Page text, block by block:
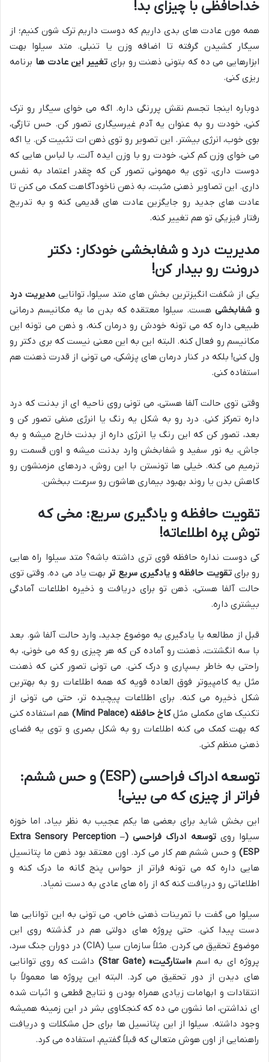
خداحافظی با چیزای بد!
همه مون عادت های بدی داریم که دوست داریم ترک شون کنیم؛ از
سیگار کشیدن گرفته تا اضافه وزن یا تنبلی. متد سیلوا بهت
ابزارهایی می ده که بتونی ذهنت رو برای تغییر این عادت ها برنامه
ریزی کنی.
دوباره اینجا تجسم نقش پررنگی داره. اگه می خوای سیگار رو ترک
کنی، خودت رو به عنوان یه آدم غیرسیگاری تصور کن. حس تازگی،
بوی خوب، انرژی بیشتر. این تصویر رو توی ذهن ات تثبیت کن. یا اگه
می خوای وزن کم کنی، خودت رو با وزن ایده آلت، با لباس هایی که
دوست داری، توی یه مهمونی تصور کن که چقدر اعتماد به نفس
داری. این تصاویر ذهنی مثبت، به ذهن ناخودآگاهت کمک می کنن تا
عادت های جدید رو جایگزین عادت های قدیمی کنه و به تدریج
رفتار فیزیکی تو هم تغییر کنه.
مدیریت درد و شفابخشی خودکار: دکتر
درونت رو بیدار کن!
یکی از شگفت انگیزترین بخش های متد سیلوا، تواناییمدیریت درد
و شفابخشی هست. سیلوا معتقده که بدن ما یه مکانیسم درمانی
طبیعی داره که می تونه خودش رو درمان کنه، و ذهن می تونه این
مکانیسم رو فعال کنه. البته این به این معنی نیست که بری دکتر رو
ول کنی! بلکه در کنار درمان های پزشکی، می تونی از قدرت ذهنت هم
استفاده کنی.
وقتی توی حالت آلفا هستی، می تونی روی ناحیه ای از بدنت که درد
داره تمرکز کنی. درد رو به شکل یه رنگ یا انرژی منفی تصور کن و
بعد، تصور کن که این رنگ یا انرژی داره از بدنت خارج میشه و به
جاش، یه نور سفید و شفابخش وارد بدنت میشه و اون قسمت رو
ترمیم می کنه. خیلی ها تونستن با این روش، دردهای مزمنشون رو
کاهش بدن یا روند بهبود بیماری هاشون رو سرعت ببخشن.
تقویت حافظه و یادگیری سریع: مخی که
توش پره اطلاعاته!
کی دوست نداره حافظه قوی تری داشته باشه؟ متد سیلوا راه هایی
رو برایتقویت حافظه و یادگیری سریع تر بهت یاد می ده. وقتی توی
حالت آلفا هستی، ذهن تو برای دریافت و ذخیره اطلاعات آمادگی
بیشتری داره.
قبل از مطالعه یا یادگیری یه موضوع جدید، وارد حالت آلفا شو. بعد
با سه انگشتت، ذهنت رو آماده کن که هر چیزی رو که می خونی، به
راحتی به خاطر بسپاری و درک کنی. می تونی تصور کنی که ذهنت
مثل یه کامپیوتر فوق العاده قویه که همه اطلاعات رو به بهترین
شکل ذخیره می کنه. برای اطلاعات پیچیده تر، حتی می تونی از
تکنیک های مکملی مثلکاخ حافظه (Mind Palace)
هم استفاده کنی
که بهت کمک می کنه اطلاعات رو به شکل بصری و توی یه فضای
ذهنی منظم کنی.
توسعه ادراک فراحسی (ESP) و حس ششم:
فراتر از چیزی که می بینی!
این بخش شاید برای بعضی ها یکم عجیب به نظر بیاد، اما خوزه
سیلوا روی
توسعه ادراک فراحسی (Extra Sensory Perception –
ESP)
و حس ششم هم کار می کرد. اون معتقد بود ذهن ما پتانسیل
هایی داره که می تونه فراتر از حواس پنج گانه ما درک کنه و
اطلاعاتی رو دریافت کنه که از راه های عادی به دست نمیاد.
سیلوا می گفت با تمرینات ذهنی خاص، می تونی به این توانایی ها
دست پیدا کنی. حتی پروژه های دولتی هم در گذشته روی این
موضوع تحقیق می کردن. مثلاً سازمان سیا (CIA) در دوران جنگ سرد،
پروژه ای به اسم «استارگیت» (Star Gate)
داشت که روی توانایی
های دیدن از دور تحقیق می کرد. البته این پروژه ها معمولاً با
انتقادات و ابهامات زیادی همراه بودن و نتایج قطعی و اثبات شده
ای نداشتن، اما نشون می ده که کنجکاوی بشر در این زمینه همیشه
وجود داشته. سیلوا از این پتانسیل ها برای حل مشکلات و دریافت
راهنمایی از اون هوش متعالی که قبلاً گفتیم، استفاده می کرد.